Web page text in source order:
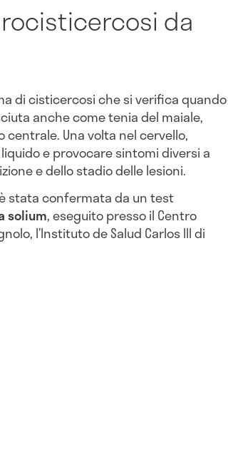
da
di cisticercosi che si verifica quando
anche come tenia del maiale,
Una volta nel cervello,
e provocare sintomi diversi a
e dello stadio delle lesioni.
stata confermata da un test
solium, eseguito presso il Centro
l’Instituto de Salud Carlos III di